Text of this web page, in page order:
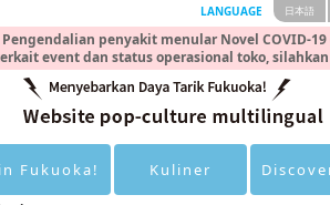
Pengendalian penyakit menular Novel COVID-
event dan status operasional toko,
LANGUAGE 日本語
Fukuoka! Kuliner